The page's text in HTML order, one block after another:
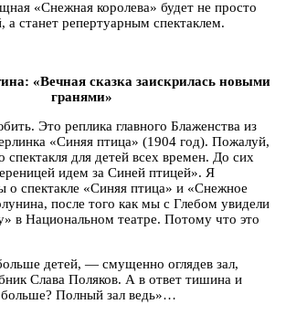
«Снежная королева» будет не просто
а станет репертуарным спектаклем.
«Вечная сказка заискрилась новыми
гранями»
Это реплика главного Блаженства из
«Синяя птица» (1904 год). Пожалуй,
спектакля для детей всех времен. До сих
идем за Синей птицей». Я
о спектакле «Синяя птица» и «Снежное
после того как мы с Глебом увидели
в Национальном театре. Потому что это
детей, — смущенно оглядев зал,
Слава Поляков. А в ответ тишина и
Полный зал ведь»…